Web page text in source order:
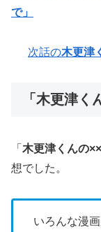
で」
次話の木更津
「木更津
「 木更津くんの
想でした。
いろんな漫